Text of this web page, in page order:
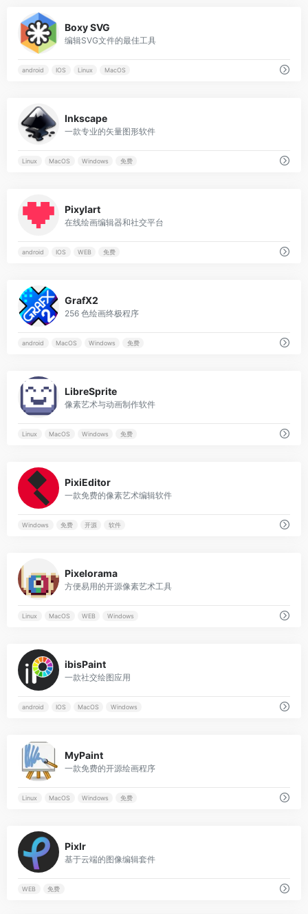
Boxy SVG
编辑SVG文件的最佳工具
android IOS Linux MacOS
Inkscape
一款专业的矢量图形软件
Linux MacOS Windows 免费
Pixylart
在线绘画编辑器和社交平台
android IOS WEB 免费
GrafX2
256 色绘画终极程序
android MacOS Windows 免费
LibreSprite
像素艺术与动画制作软件
Linux MacOS Windows 免费
PixiEditor
一款免费的像素艺术编辑软件
Windows 免费 开源 软件
Pixelorama
方便易用的开源像素艺术工具
Linux MacOS WEB Windows
ibisPaint
一款社交绘图应用
android IOS MacOS Windows
MyPaint
一款免费的开源绘画程序
Linux MacOS Windows 免费
Pixlr
基于云端的图像编辑套件
WEB 免费